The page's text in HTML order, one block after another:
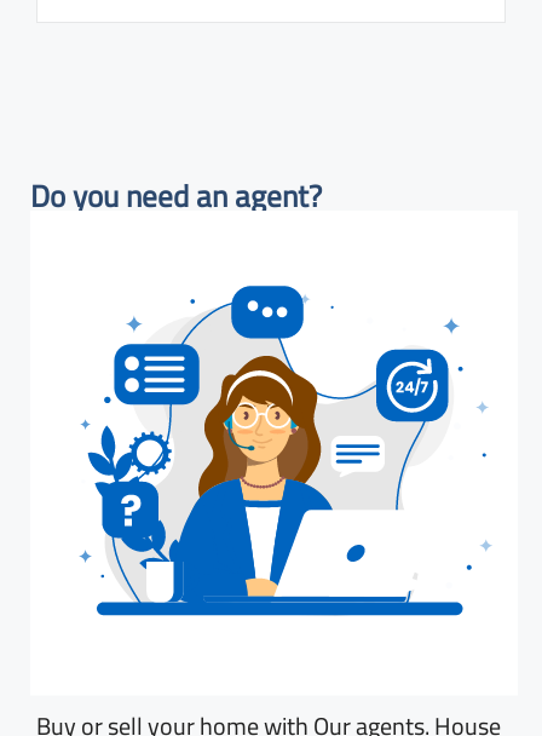
Do you need an agent?​
Buy or sell your home with Our agents. House